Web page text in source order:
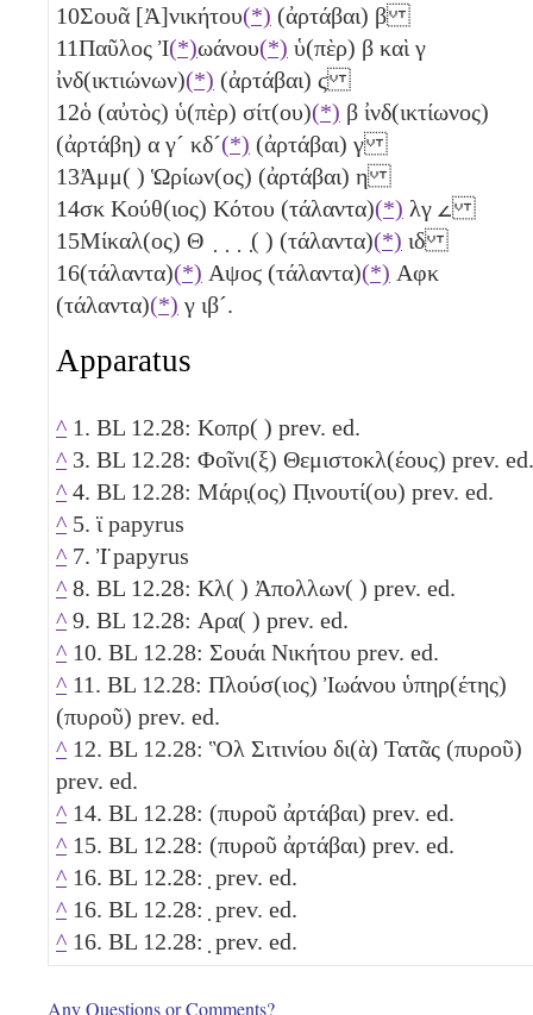
10Σουᾶ [Ἀ]νικήτου(*) (ἀρτάβαι) β
11Παῦλος Ἰ(*)ωάνου(*) ὑ(πὲρ) β καὶ γ
ἰνδ(ικτιώνων)(*) (ἀρτάβαι) ϛ
12ὁ (αὐτὸς) ὑ(πὲρ) σίτ(ου)(*) β ἰνδ(ικτίωνος)
(ἀρτάβη) α γ´ κδ´(*) (ἀρτάβαι) γ
13Ἀμμ( ) Ὡρίων(ος) (ἀρτάβαι) η
14σκ Κούθ(ιος) Κότου (τάλαντα)(*) λγ 𐅵
15Μίκαλ(ος) Θ ̣ ̣ ̣ ̣( ) (τάλαντα)(*) ιδ
16(τάλαντα)(*) Αψοϛ (τάλαντα)(*) Αφκ
(τάλαντα)(*) γ ιβ´.
Apparatus
^ 1. BL 12.28: Κοπρ( ) prev. ed.
^ 3. BL 12.28: Φοῖνι(ξ) Θεμιστοκλ(έους) prev. ed.
^ 4. BL 12.28: Μάρι̣(ος) Π̣ινουτί(ου) prev. ed.
^ 5. ϊ papyrus
^ 7. Ἰ̈ papyrus
^ 8. BL 12.28: Κλ( ) Ἀπολλων( ) prev. ed.
^ 9. BL 12.28: Αρα( ) prev. ed.
^ 10. BL 12.28: Σουάι Νικήτου prev. ed.
^ 11. BL 12.28: Πλούσ(ιος) Ἰωάνου ὑπηρ(έτης)
(πυροῦ) prev. ed.
^ 12. BL 12.28: Ὃλ Σιτινίου δι(ὰ) Τατᾶς (πυροῦ)
prev. ed.
^ 14. BL 12.28: (πυροῦ ἀρτάβαι) prev. ed.
^ 15. BL 12.28: (πυροῦ ἀρτάβαι) prev. ed.
^ 16. BL 12.28: ̣ prev. ed.
^ 16. BL 12.28: ̣ prev. ed.
^ 16. BL 12.28: ̣ prev. ed.
Any Questions or Comments?